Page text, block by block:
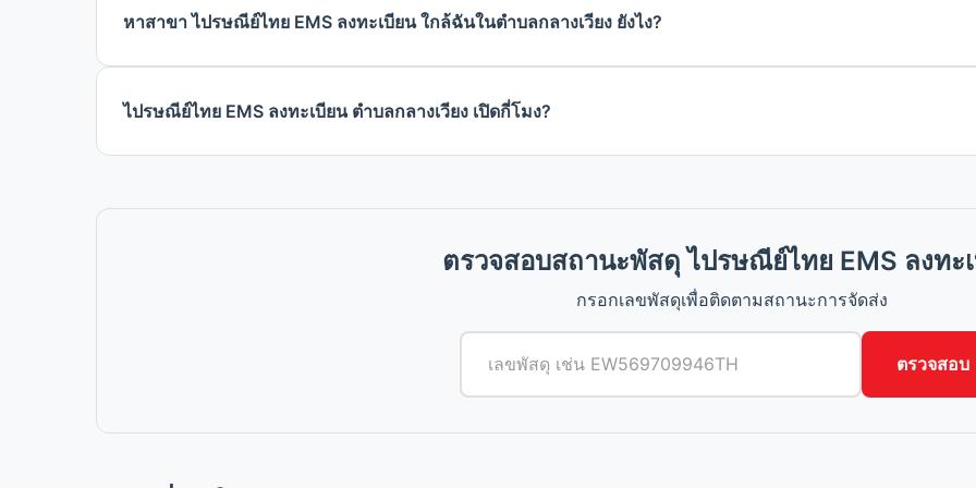
หาสาขา ไปรษณีย์ไทย EMS ลงทะเบียน ใกล้ฉันในตำบลกลางเวียง ยังไง?
ไปรษณีย์ไทย EMS ลงทะเบียน ตำบลกลางเวียง เปิดกี่โมง?
ตรวจสอบสถานะพัสดุ ไปรษณีย์ไทย EMS ลงทะ
กรอกเลขพัสดุเพื่อติดตามสถานะการจัดส่ง
ตรวจสอบ